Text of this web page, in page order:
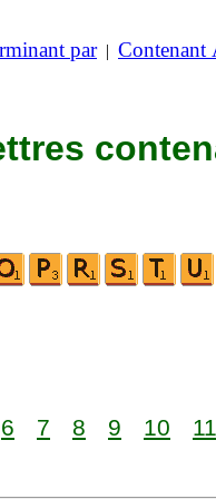
par| Contenant
6 7 8 9 10 11